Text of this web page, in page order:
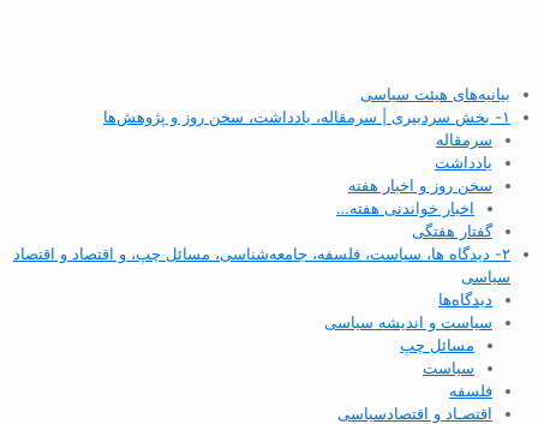
بیانیه‌های هیئت سیاسی
۱- بخش سردبیری | سرمقاله، یادداشت، سخن روز و پژوهش‌ها
سرمقاله
یادداشت
سخن روز و اخبار هفته
اخبار خواندنی هفته…
گفتار هفتگی
۲- دیدگاه ها، سیاست، فلسفه، جامعه‌شناسی، مسائل چپ، و اقتصاد و اقتصاد
سیاسی
دیدگاه‌ها
سیاست و اندیشه سیاسی
مسائل چپ
سیاست
فلسفه
اقتصـاد و اقتصاد‌سیاسی